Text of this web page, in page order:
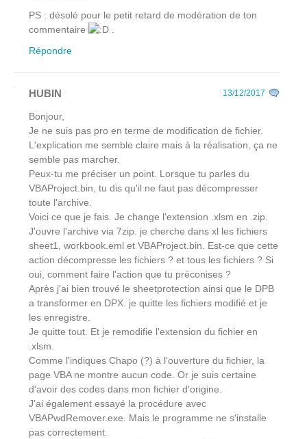
PS : désolé pour le petit retard de modération de ton
commentaire
Répondre
HUBIN 13/12/2017
Bonjour,
Je ne suis pas pro en terme de modification de fichier.
L'explication me semble claire mais à la réalisation, ça ne
semble pas marcher.
Peux-tu me préciser un point. Lorsque tu parles du
VBAProject.bin, tu dis qu'il ne faut pas décompresser
toute l'archive.
Voici ce que je fais. Je change l'extension .xlsm en .zip.
J'ouvre l'archive via 7zip. je cherche dans xl les fichiers
sheet1, workbook.eml et VBAProject.bin. Est-ce que cette
action décompresse les fichiers ? et tous les fichiers ? Si
oui, comment faire l'action que tu préconises ?
Après j'ai bien trouvé le sheetprotection ainsi que le DPB
a transformer en DPX. je quitte les fichiers modifié et je
les enregistre.
Je quitte tout. Et je remodifie l'extension du fichier en
.xlsm.
Comme l'indiques Chapo (?) à l'ouverture du fichier, la
page VBA ne montre aucun code. Or je suis certaine
d'avoir des codes dans mon fichier d'origine.
J'ai également essayé la procédure avec
VBAPwdRemover.exe. Mais le programme ne s'installe
pas correctement.